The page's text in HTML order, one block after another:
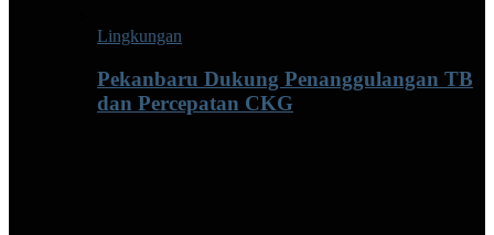
Lingkungan
Pekanbaru Dukung Penanggulangan TB
dan Percepatan CKG